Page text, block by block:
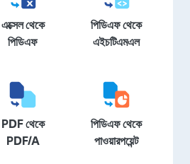
এক্সেল থেকে
পিডিএফ
পিডিএফ থেকে
এইচটিএমএল
PDF থেকে
PDF/A
পিডিএফ থেকে
পাওয়ারপয়েন্ট